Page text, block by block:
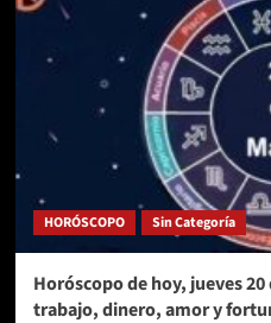
HORÓSCOPO Sin Categoría
Horóscopo de hoy, jueves
trabajo, dinero, amor y